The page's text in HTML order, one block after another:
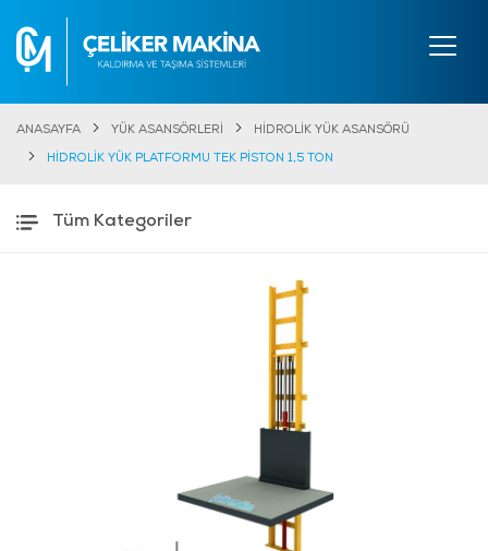
ANASAYFA YÜK ASANSÖRLERİ HİDROLİK YÜK ASANSÖRÜ
HİDROLİK YÜK PLATFORMU TEK PİSTON 1,5 TON
Tüm Kategoriler